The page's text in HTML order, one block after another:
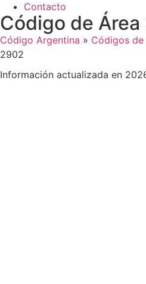
Contacto
Código de
Código Argentina » Códigos de
2902
Información actualizada en